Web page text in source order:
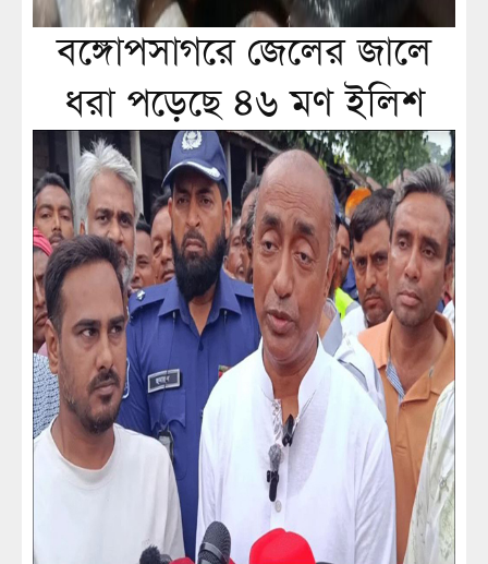
বঙ্গোপসাগরে জেলের জালে
ধরা পড়েছে ৪৬ মণ ইলিশ